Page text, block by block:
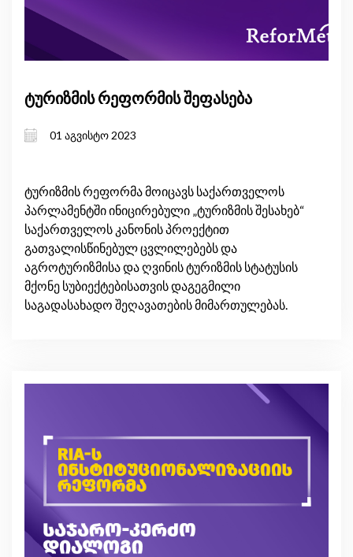
ტურიზმის რეფორმის შეფასება
01 აგვისტო 2023
ტურიზმის რეფორმა მოიცავს საქართველოს
პარლამენტში ინიცირებული „ტურიზმის შესახებ“
საქართველოს კანონის პროექტით
გათვალისწინებულ ცვლილებებს და
აგროტურიზმისა და ღვინის ტურიზმის სტატუსის
მქონე სუბიექტებისათვის დაგეგმილი
საგადასახადო შეღავათების მიმართულებას.